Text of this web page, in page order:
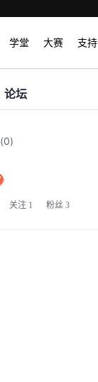
学堂 大赛 支持
论坛
(0)
关注 1 粉丝 3